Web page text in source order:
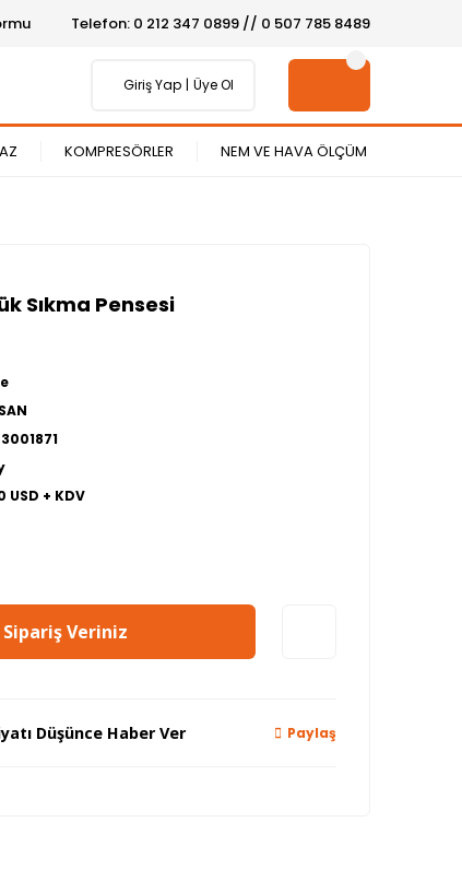
Telefon: 0 212 347 0899 // 0 507 785 8489
Giriş Yap Üye Ol
KOMPRESÖRLER NEM VE HAVA ÖLÇÜM
Sıkma Pensesi
USD + KDV
Veriniz
Düşünce Haber Ver Paylaş